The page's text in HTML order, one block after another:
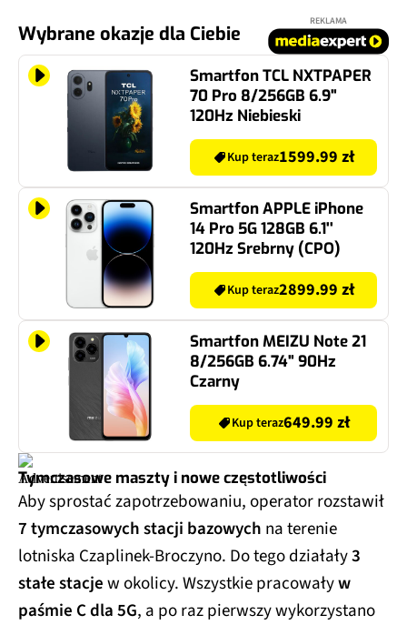
Wybrane okazje dla Ciebie
REKLAMA
Smartfon TCL NXTPAPER
70 Pro 8/256GB 6.9"
120Hz Niebieski
Kup teraz1599.99 zł
Smartfon APPLE iPhone
14 Pro 5G 128GB 6.1''
120Hz Srebrny (CPO)
Kup teraz2899.99 zł
Smartfon MEIZU Note 21
8/256GB 6.74" 90Hz
Czarny
Kup teraz649.99 zł
Tymczasowe maszty i nowe częstotliwości
Aby sprostać zapotrzebowaniu, operator rozstawił
7 tymczasowych stacji bazowych na terenie
lotniska Czaplinek-Broczyno. Do tego działały3
stałe stacjew okolicy. Wszystkie pracowaływ
paśmie C dla 5G, a po raz pierwszy wykorzystano